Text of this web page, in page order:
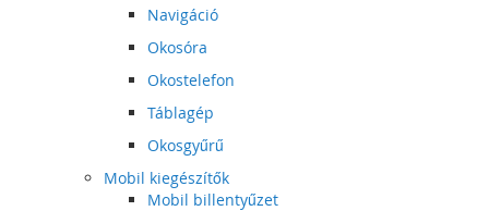
Navigáció
Okosóra
Okostelefon
Táblagép
Okosgyűrű
Mobil kiegészítők
Mobil billentyűzet